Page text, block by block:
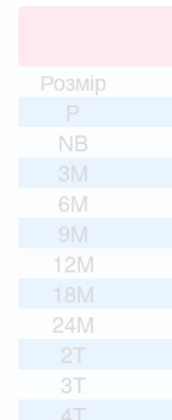
Розмір
P
NB
3M
6M
9M
12M
18M
24M
2T
3T
4T